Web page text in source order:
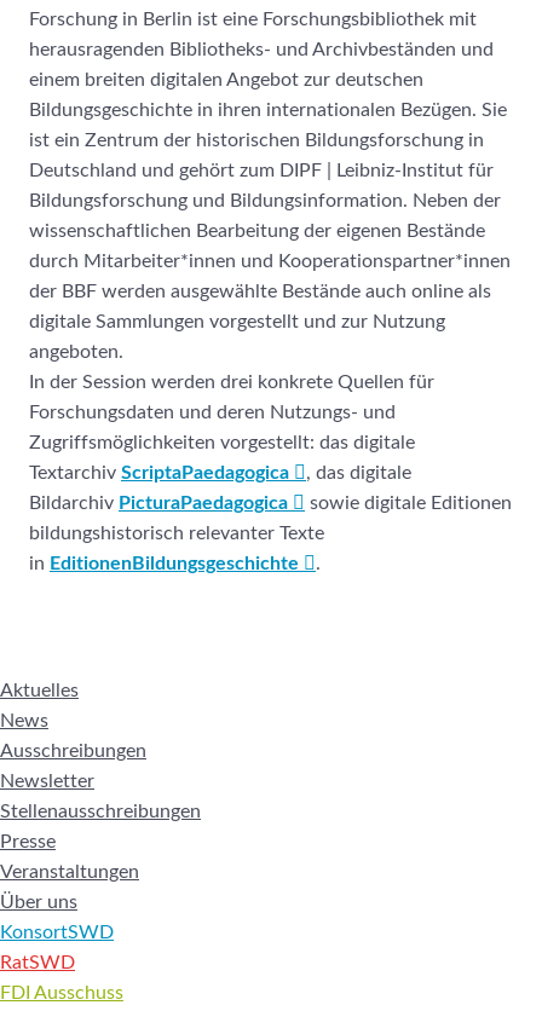
Forschung in Berlin ist eine Forschungsbibliothek mit
herausragenden Bibliotheks- und Archivbeständen und
einem breiten digitalen Angebot zur deutschen
Bildungsgeschichte in ihren internationalen Bezügen. Sie
ist ein Zentrum der historischen Bildungsforschung in
Deutschland und gehört zum DIPF | Leibniz-Institut für
Bildungsforschung und Bildungsinformation. Neben der
wissenschaftlichen Bearbeitung der eigenen Bestände
durch Mitarbeiter*innen und Kooperationspartner*innen
der BBF werden ausgewählte Bestände auch online als
digitale Sammlungen vorgestellt und zur Nutzung
angeboten.
In der Session werden drei konkrete Quellen für
Forschungsdaten und deren Nutzungs- und
Zugriffsmöglichkeiten vorgestellt: das digitale
Textarchiv ScriptaPaedagogica
, das digitale
Bildarchiv PicturaPaedagogica
sowie digitale Editionen
bildungshistorisch relevanter Texte
in EditionenBildungsgeschichte .
Aktuelles
News
Ausschreibungen
Newsletter
Stellenausschreibungen
Presse
Veranstaltungen
Über uns
KonsortSWD
RatSWD
FDI Ausschuss